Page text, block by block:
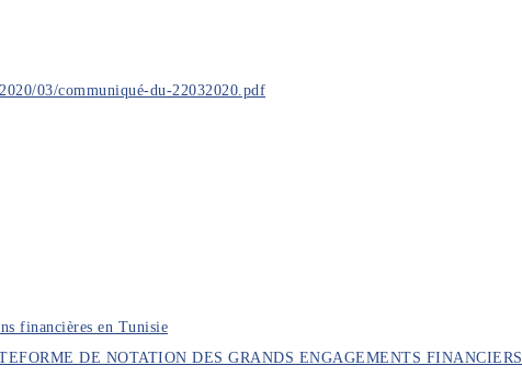
03/communiqué-du-22032020.pdf
financières en Tunisie
DE NOTATION DES GRANDS ENGAGEMENTS FINANCIERS